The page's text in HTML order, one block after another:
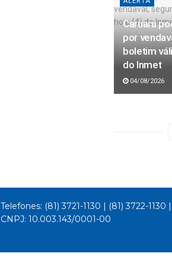
Caruaru
por
boletim
do Inmet
04/08/2026
Telefones: (81) 3721-1130 | (81) 3722-1130
CNPJ: 10.003.143/0001-00